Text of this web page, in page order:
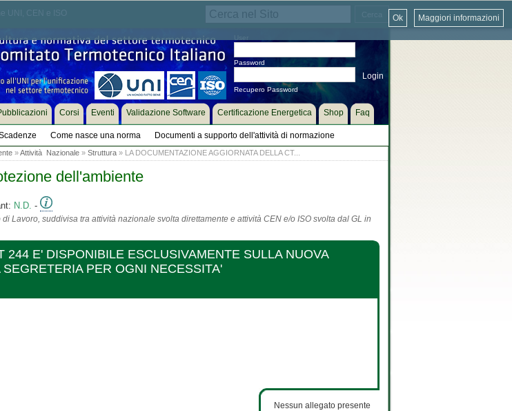
Password
Recupero Password
Come nasce una norma Documenti a supporto dell'attività di normazione
Corsi Eventi Validazione Software Certificazione Energetica Shop Faq
»Attività Nazionale» Struttura» LA DOCUMENTAZIONE AGGIORNATA DELLA CT...
dell'ambiente
N.D. -
Lavoro, suddivisa tra attività nazionale svolta direttamente e attività CEN e/o ISO svolta dal GL in
244 E' DISPONIBILE ESCLUSIVAMENTE SULLA NUOVA
PER OGNI NECESSITA'
Nessun allegato presente
Maggiori informazioni
Ok